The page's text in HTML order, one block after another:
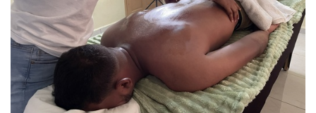
Lang staat of loopt
Snelle ontspanning zoekt
De behandeling kan los worden geboekt of als
aanvulling op een andere massage.